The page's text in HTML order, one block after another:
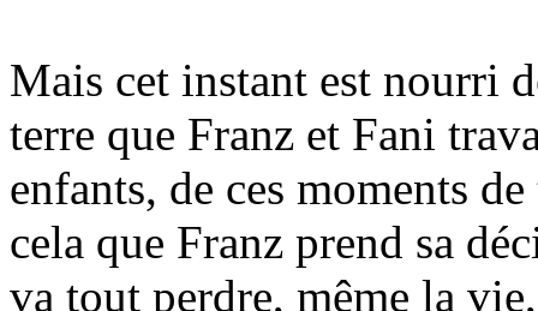
Mais cet instant est nourri
terre que Franz et Fani
enfants, de ces moments
cela que Franz prend sa
va tout perdre, même la